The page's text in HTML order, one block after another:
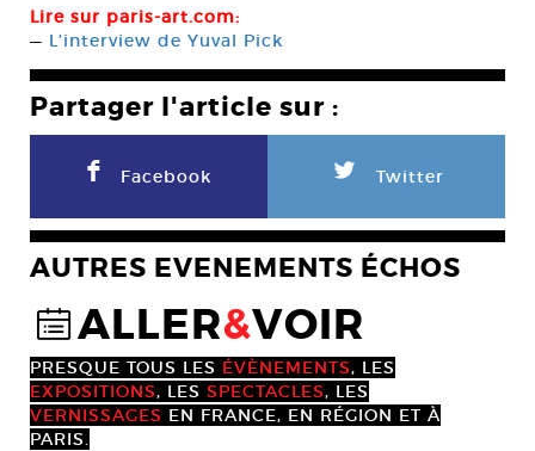
Lire sur paris-art.com:
— L’interview de Yuval Pick
Partager l'article sur :
F Facebook L Twitter
AUTRES EVENEMENTS ÉCHOS
@ALLER&VOIR
PRESQUE TOUS LES ÉVÈNEMENTS, LES
EXPOSITIONS, LES SPECTACLES, LES
VERNISSAGES EN FRANCE, EN RÉGION ET À
PARIS.